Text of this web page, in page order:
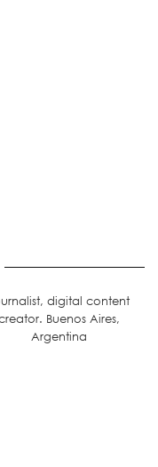
digital content
Buenos Aires,
Argentina